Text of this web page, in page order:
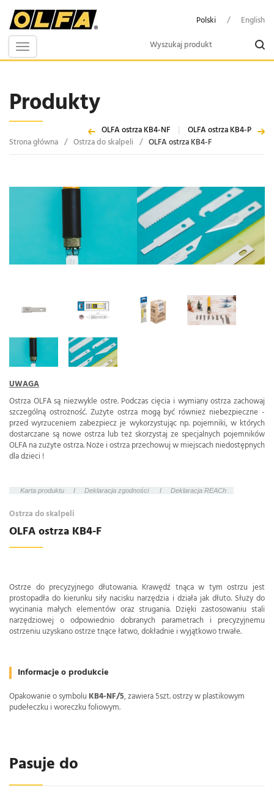
Polski / English
Toggle
navigation
Produkty
Strona główna / Ostrza do skalpeli / OLFA ostrza KB4-F
OLFA ostrza KB4-NF | OLFA ostrza KB4-P
UWAGA
Ostrza OLFA są niezwykle ostre. Podczas cięcia i wymiany ostrza zachowaj
szczególną ostrożność. Zużyte ostrza mogą być również niebezpieczne -
przed wyrzuceniem zabezpiecz je wykorzystując np. pojemniki, w których
dostarczane są nowe ostrza lub też skorzystaj ze specjalnych pojemników
OLFA na zużyte ostrza. Noże i ostrza przechowuj w miejscach niedostępnych
dla dzieci !
Karta produktu I Deklaracja zgodności I Deklaracja REACh
Ostrza do skalpeli
OLFA ostrza KB4-F
Ostrze do precyzyjnego dłutowania. Krawędź tnąca w tym ostrzu jest
prostopadła do kierunku siły nacisku narzędzia i działa jak dłuto. Służy do
wycinania małych elementów oraz strugania. Dzięki zastosowaniu stali
narzędziowej o odpowiednio dobranych parametrach i precyzyjnemu
ostrzeniu uzyskano ostrze tnące łatwo, dokładnie i wyjątkowo trwałe.
Informacje o produkcie
Opakowanie o symboluKB4-NF/5, zawiera 5szt. ostrzy w plastikowym
pudełeczku i woreczku foliowym.
Pasuje do